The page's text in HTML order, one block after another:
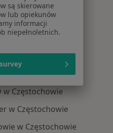
w Częstochowie
w Częstochowie
w Częstochowie
w Częstochowie
są skierowane
lub opiekunów
informacji
niepełnoletnich.